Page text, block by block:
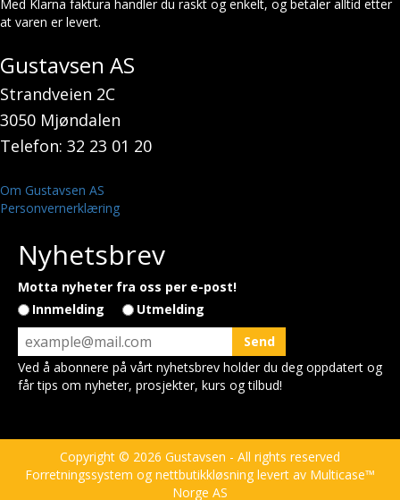
Med Klarna faktura handler du raskt og enkelt, og betaler alltid etter
at varen er levert.
Gustavsen AS
Strandveien 2C
3050 Mjøndalen
Telefon: 32 23 01 20
Om Gustavsen AS
Personvernerklæring
Nyhetsbrev
Motta nyheter fra oss per e-post!
Innmelding
Utmelding
Ved å abonnere på vårt nyhetsbrev holder du deg oppdatert og
får tips om nyheter, prosjekter, kurs og tilbud!
Copyright © 2026 Gustavsen - All rights reserved
Forretningssystem og nettbutikkløsning levert av Multicase™
Norge AS